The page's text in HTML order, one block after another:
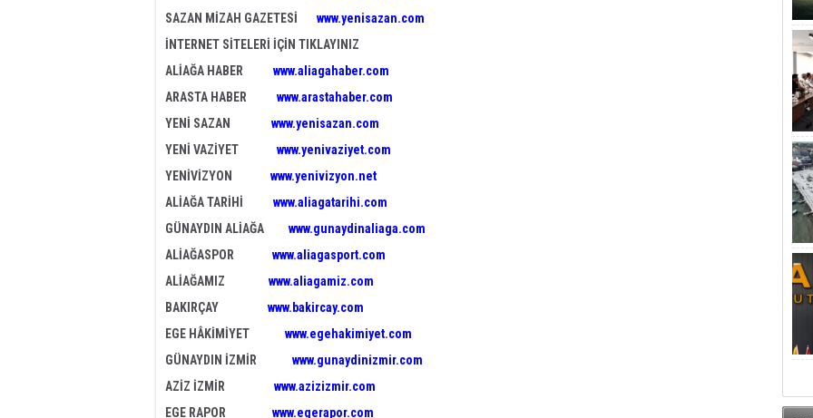
SAZAN MİZAH GAZETESİ
www.yenisazan.com
İNTERNET SİTELERİ İÇİN TIKLAYINIZ
ALİAĞA HABER www.aliagahaber.com
ARASTA HABER www.arastahaber.com
YENİ SAZAN www.yenisazan.com
YENİ VAZİYET www.yenivaziyet.com
YENİVİZYON www.yenivizyon.net
ALİAĞA TARİHİ www.aliagatarihi.com
GÜNAYDIN ALİAĞA
www.gunaydinaliaga.com
ALİAĞASPOR www.aliagasport.com
ALİAĞAMIZ www.aliagamiz.com
BAKIRÇAY www.bakircay.com
EGE HÂKİMİYET www.egehakimiyet.com
GÜNAYDIN İZMİR www.gunaydinizmir.com
AZİZ İZMİR www.azizizmir.com
EGE RAPOR www.egerapor.com